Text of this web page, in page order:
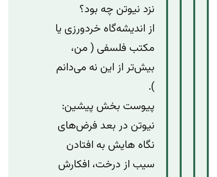
نزد نیوتن چه بود؟
از اندیشه‌گاه‌ خردورزی یا
مکتب فلسفی ( من،
بیش‌تر از این نه می‌دانم
).
پیوست بخش پیشین:
نیوتن در بعد فرض‌‌های
نگاه هایش به افتادن
سیب از درخت، افکارش